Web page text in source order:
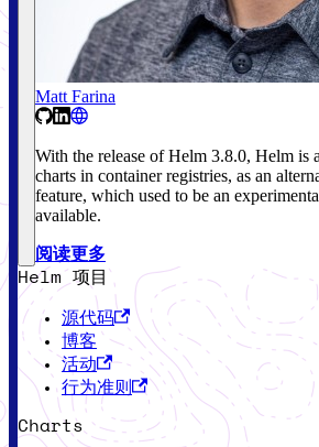
Matt Farina
With the release of Helm 3.8.0, Helm is
charts in container registries, as an
feature, which used to be an
available.
阅读更多
Helm 项目
源代码
博客
活动
行为准则
Charts